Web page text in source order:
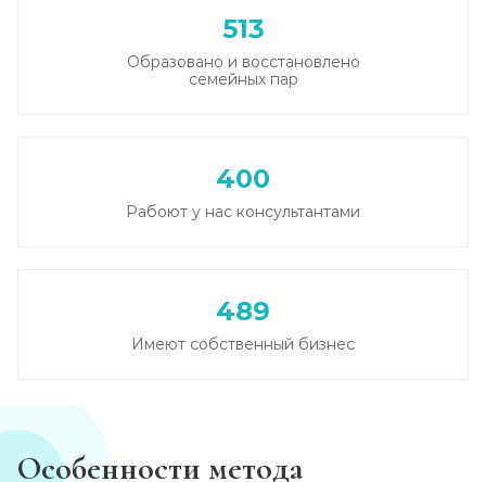
Кодирование от алкоголизма
Записаться
Кодирование Алгоминалом
513
Образовано и восстановлено
семейных пар
400
Рабоют у нас консультантами
489
Имеют собственный бизнес
Особенности метода